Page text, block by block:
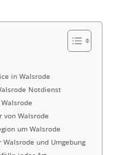
in Walsrode
Notdienst
von Walsrode
um Walsrode
und Umgebung